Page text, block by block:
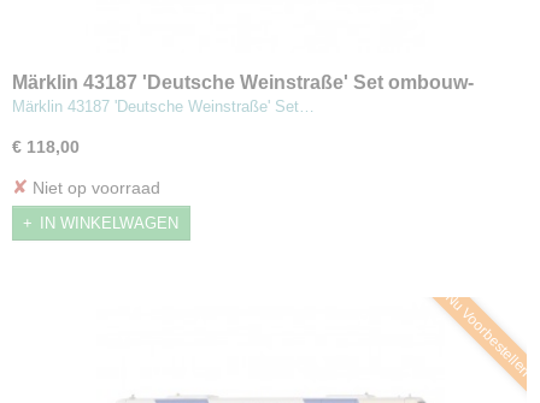
Märklin 43187 'Deutsche Weinstraße' Set ombouw-
rijtuigen
Märklin 43187 'Deutsche Weinstraße' Set…
€ 118,00
✘ Niet op voorraad
IN WINKELWAGEN
Nu Voorbestellen